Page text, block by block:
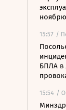
ноябрю
15:57 /
БПЛА в
15:54 /